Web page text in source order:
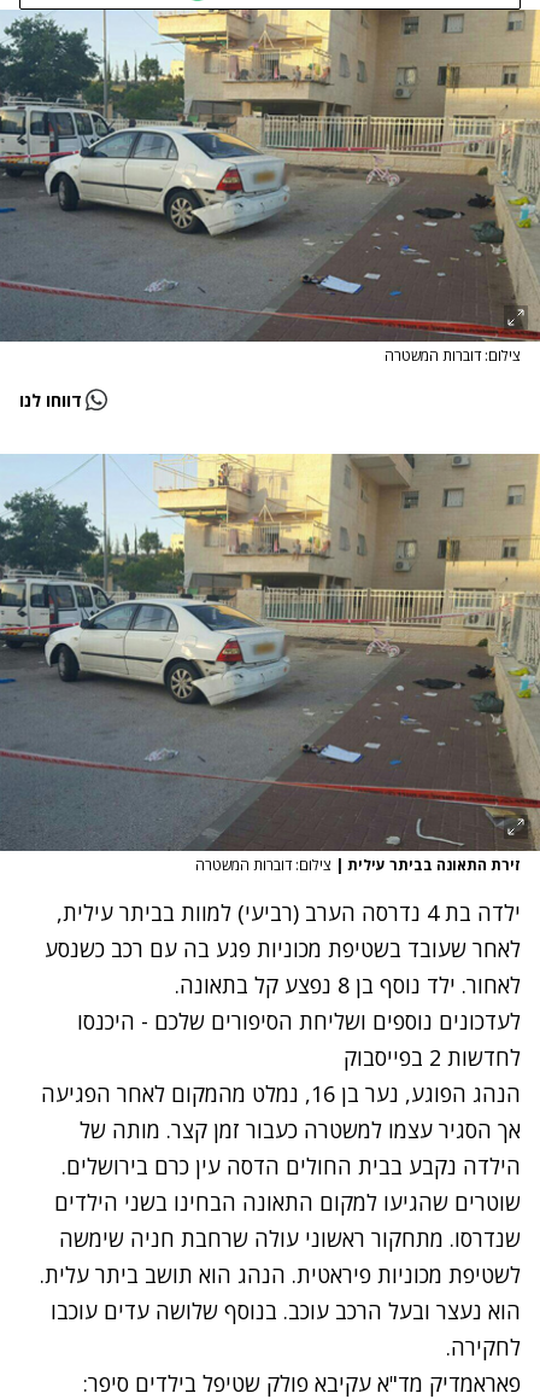
צילום: דוברות המשטרה
דווחו לנו
זירת התאונה בביתר עילית | צילום: דוברות המשטרה
ילדה בת 4 נדרסה הערב (רביעי) למוות בביתר עילית,
לאחר שעובד בשטיפת מכוניות פגע בה עם רכב כשנסע
לאחור. ילד נוסף בן 8 נפצע קל בתאונה.
לעדכונים נוספים ושליחת הסיפורים שלכם - היכנסו
לחדשות 2 בפייסבוק
הנהג הפוגע, נער בן 16, נמלט מהמקום לאחר הפגיעה
אך הסגיר עצמו למשטרה כעבור זמן קצר. מותה של
הילדה נקבע בבית החולים הדסה עין כרם בירושלים.
שוטרים שהגיעו למקום התאונה הבחינו בשני הילדים
שנדרסו. מתחקור ראשוני עולה שרחבת חניה שימשה
לשטיפת מכוניות פיראטית. הנהג הוא תושב ביתר עלית.
הוא נעצר ובעל הרכב עוכב. בנוסף שלושה עדים עוכבו
לחקירה.
פאראמדיק מד"א עקיבא פולק שטיפל בילדים סיפר: